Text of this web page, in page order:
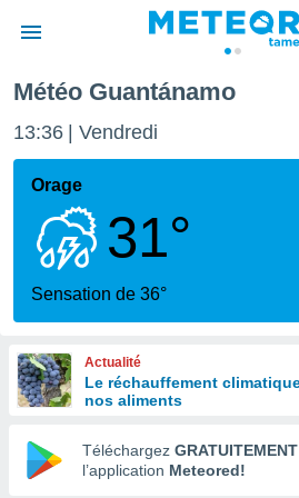
de
par
en
Météo Guantánamo
13:36 Vendredi
Orage
31°
Sensation de 36°
Actualité
Le réchauffement
nos aliments
Téléchargez GRATUITEMENT
l’application Meteored!